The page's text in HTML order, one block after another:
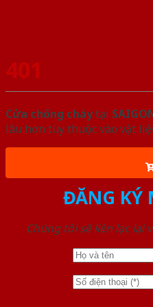
401
Cửa chống cháytại
lâu hơn tùy thuộc vào vật
ĐĂNG KÝ
Chúng tôi sẽ liên lạc